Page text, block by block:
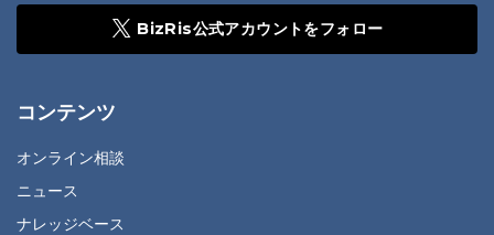
BizRis公式アカウントをフォロー
コンテンツ
オンライン相談
ニュース
ナレッジベース